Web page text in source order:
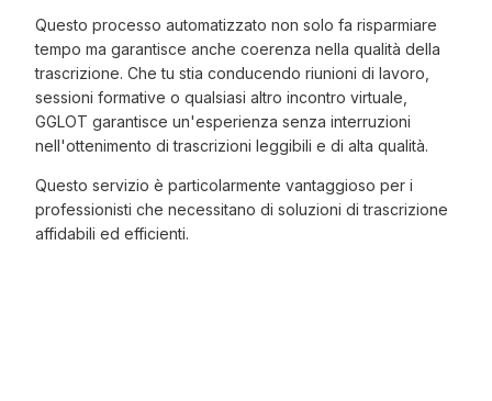
Questo processo automatizzato non solo fa risparmiare
tempo ma garantisce anche coerenza nella qualità della
trascrizione. Che tu stia conducendo riunioni di lavoro,
sessioni formative o qualsiasi altro incontro virtuale,
GGLOT garantisce un'esperienza senza interruzioni
nell'ottenimento di trascrizioni leggibili e di alta qualità.
Questo servizio è particolarmente vantaggioso per i
professionisti che necessitano di soluzioni di trascrizione
affidabili ed efficienti.